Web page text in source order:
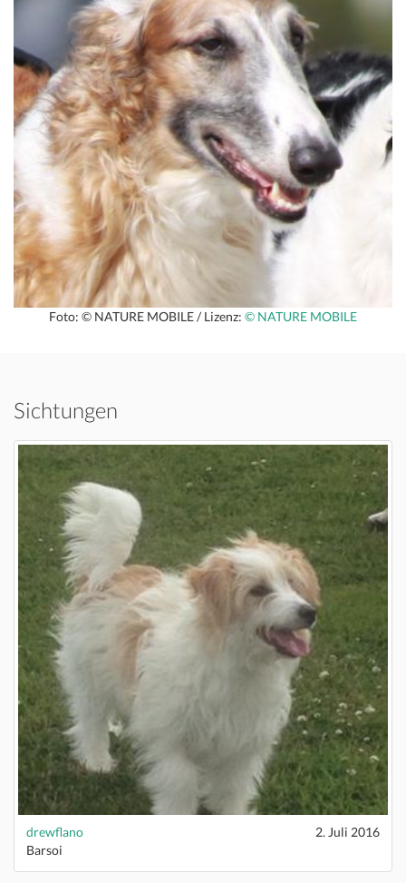
Foto: © NATURE MOBILE / Lizenz: © NATURE MOBILE
Sichtungen
drewflano
2. Juli 2016
Barsoi